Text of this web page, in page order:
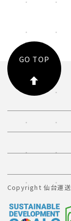
GO TOP
Copyright 仙台運